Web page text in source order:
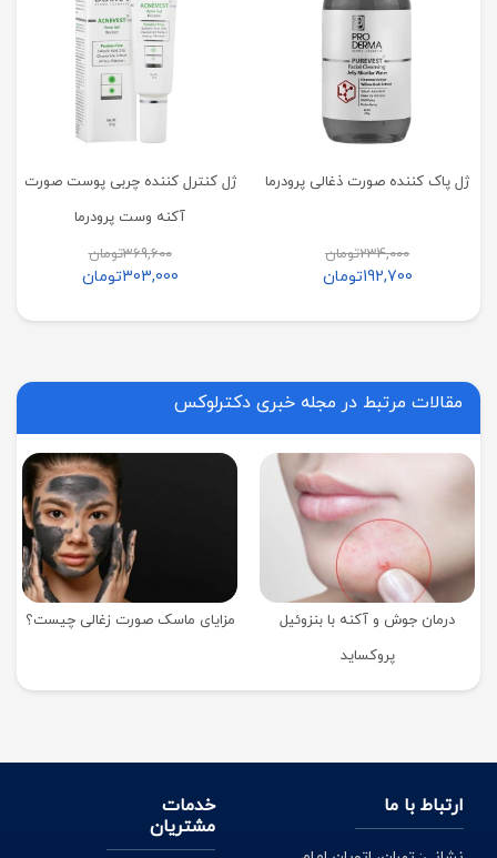
ژل پاک کننده صورت ذغالی پرودرما
234,000تومان
192,700تومان
ژل کنترل کننده چربی پوست صورت
آکنه وست پرودرما
369,600تومان
303,000تومان
مقالات مرتبط در مجله خبری دکترلوکس
درمان جوش و آکنه با بنزوئیل
پروکساید
مزایای ماسک صورت زغالی چیست؟
ارتباط با ما
خدمات
مشتریان